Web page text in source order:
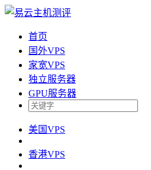
首页
国外VPS
家宽VPS
独立服务器
GPU服务器
美国VPS
香港VPS